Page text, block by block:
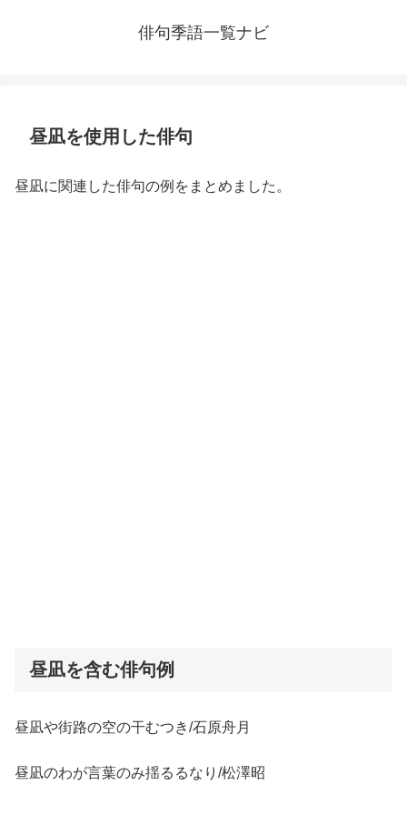
俳句季語一覧ナビ
昼凪を使用した俳句
昼凪に関連した俳句の例をまとめました。
昼凪を含む俳句例
昼凪や街路の空の干むつき/石原舟月
昼凪のわが言葉のみ揺るるなり/松澤昭